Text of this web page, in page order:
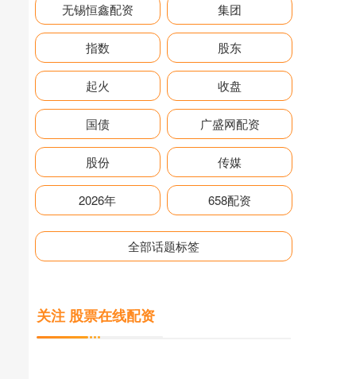
无锡恒鑫配资 集团
指数 股东
起火 收盘
国债 广盛网配资
股份 传媒
2026年 658配资
全部话题标签
关注 股票在线配资